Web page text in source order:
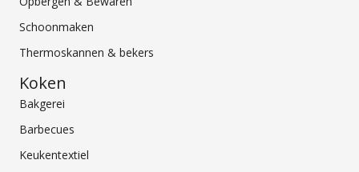
Schoonmaken
Thermoskannen & bekers
Koken
Bakgerei
Barbecues
Keukentextiel